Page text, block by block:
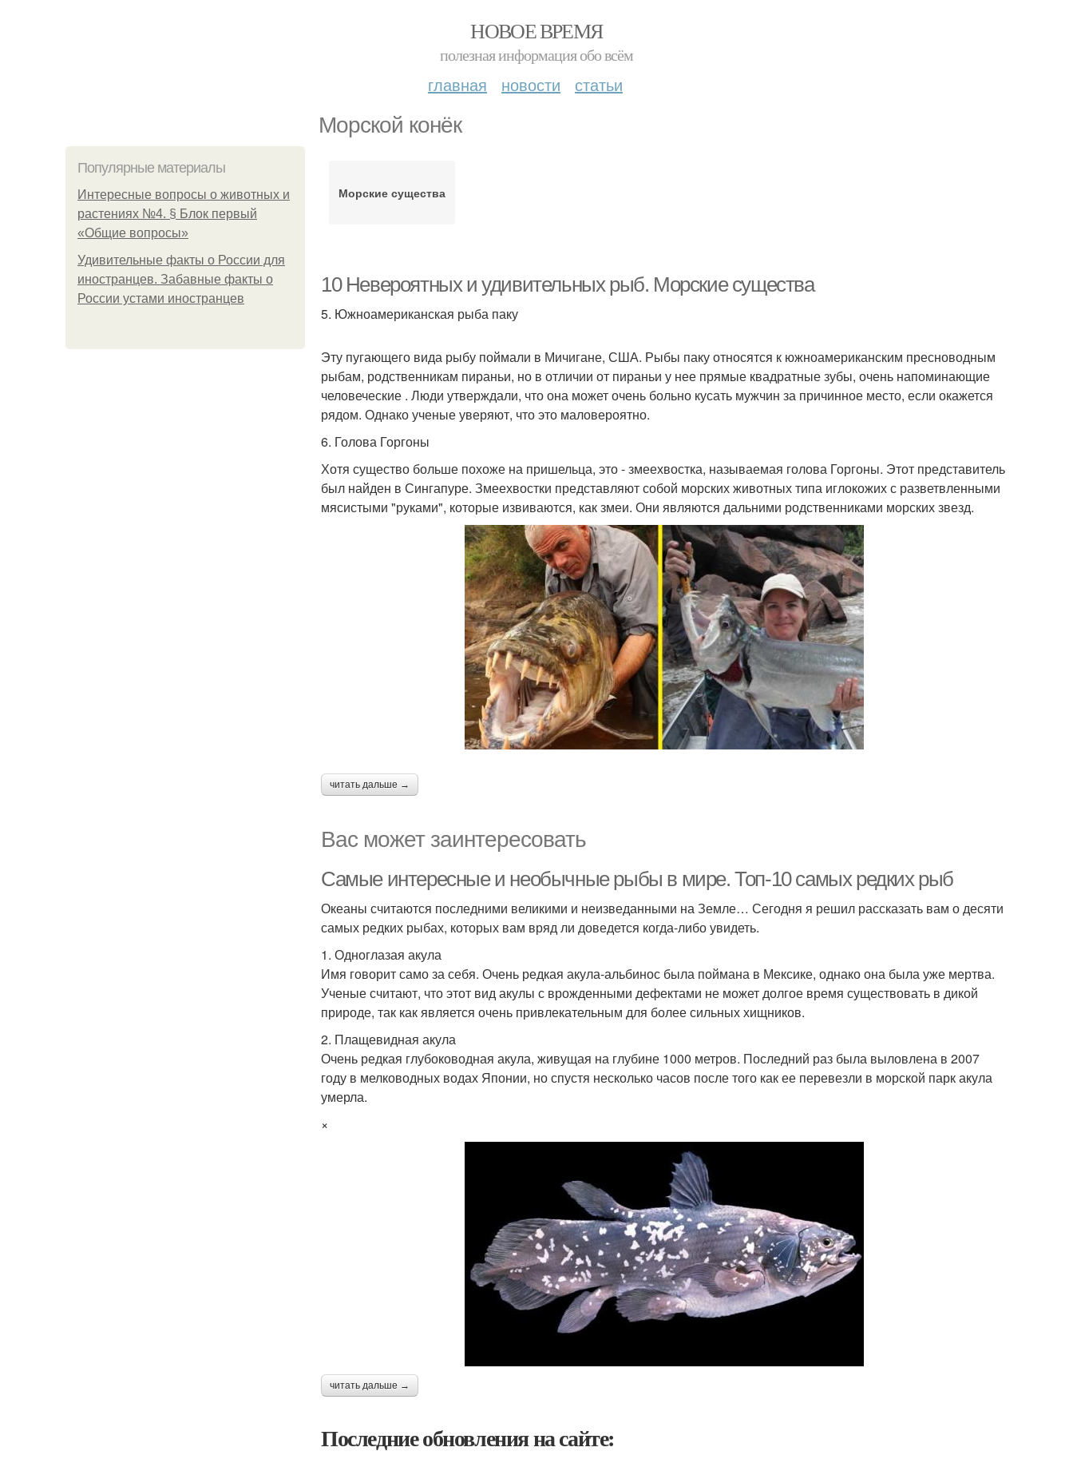
НОВОЕ ВРЕМЯ
полезная информация обо всём
главная новости статьи
Морской конёк
Популярные материалы
Интересные вопросы о животных и
растениях №4. § Блок первый
«Общие вопросы»
Удивительные факты о России для
иностранцев. Забавные факты о
России устами иностранцев
Морские существа
10 Невероятных и удивительных рыб. Морские существа
5. Южноамериканская рыба паку
Эту пугающего вида рыбу поймали в Мичигане, США. Рыбы паку относятся к южноамериканским пресноводным
рыбам, родственникам пираньи, но в отличии от пираньи у нее прямые квадратные зубы, очень напоминающие
человеческие . Люди утверждали, что она может очень больно кусать мужчин за причинное место, если окажется
рядом. Однако ученые уверяют, что это маловероятно.
6. Голова Горгоны
Хотя существо больше похоже на пришельца, это - змеехвостка, называемая голова Горгоны. Этот представитель
был найден в Сингапуре. Змеехвостки представляют собой морских животных типа иглокожих с разветвленными
мясистыми "руками", которые извиваются, как змеи. Они являются дальними родственниками морских звезд.
читать дальше →
Вас может заинтересовать
Самые интересные и необычные рыбы в мире. Топ-10 самых редких рыб
Океаны считаются последними великими и неизведанными на Земле… Сегодня я решил рассказать вам о десяти
самых редких рыбах, которых вам вряд ли доведется когда-либо увидеть.
1. Одноглазая акула
Имя говорит само за себя. Очень редкая акула-альбинос была поймана в Мексике, однако она была уже мертва.
Ученые считают, что этот вид акулы с врожденными дефектами не может долгое время существовать в дикой
природе, так как является очень привлекательным для более сильных хищников.
2. Плащевидная акула
Очень редкая глубоководная акула, живущая на глубине 1000 метров. Последний раз была выловлена в 2007
году в мелководных водах Японии, но спустя несколько часов после того как ее перевезли в морской парк акула
умерла.
×
читать дальше →
Последние обновления на сайте: